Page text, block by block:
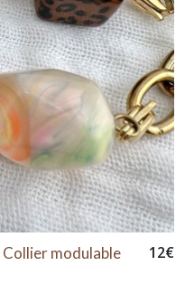
modulable
12€